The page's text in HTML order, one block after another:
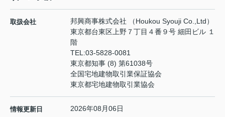
取扱会社
邦興商事株式会社 （Houkou Syouji Co.,Ltd）
東京都台東区上野７丁目４番９号 細田ビル １
階
TEL:03-5828-0081
東京都知事 (8) 第61038号
全国宅地建物取引業保証協会
東京都宅地建物取引業協会
情報更新日 2026年08月06日